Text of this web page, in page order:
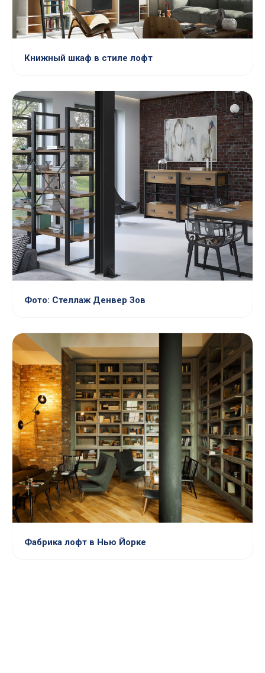
Книжный шкаф в стиле лофт
Фото: Стеллаж Денвер Зов
Фабрика лофт в Нью Йорке